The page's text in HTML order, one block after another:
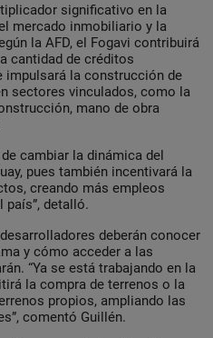
significativo en la
mercado inmobiliario y la
la AFD, el Fogavi contribuirá
cantidad de créditos
impulsará la construcción de
sectores vinculados, como la
mano de obra
cambiar la dinámica del
pues también incentivará la
creando más empleos
detalló.
deberán conocer
y cómo acceder a las
“Ya se está trabajando en la
la compra de terrenos o la
propios, ampliando las
comentó Guillén.